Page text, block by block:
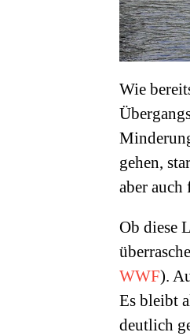
Wie
gehen,
aber
Ob diese
WWF).
Es bleibt
deutlich